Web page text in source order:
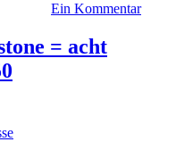
Ein Kommentar
= acht